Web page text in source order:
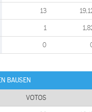
13
1
0
BAUSEN
VOTOS